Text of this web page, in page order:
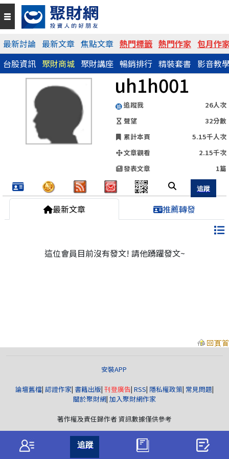
最新討論 最新文章 焦點文章 熱門標籤 熱門作家 包月作
台股資訊 聚財商城 聚財講座 暢銷排行 精裝套書 影音教
uh1h001
追蹤我
26人次
聲望
32分數
累計本頁
5.15千人次
文章觀看
2.15千次
發表文章
1篇
QR Code
https://www.wearn.com/blog.asp?id=70331
分享網址
最新文章 推薦轉發
這位會員目前沒有發文! 請他踴躍發文~
安裝APP
論壇舊檔| 認證作家| 書籍出版| 刊登廣告| RSS| 隱私權政策| 常見問題|
關於聚財網| 加入聚財網作家
著作權及責任歸作者 資訊數據僅供參考
版權所有© wearn.com All Rights Reserved.